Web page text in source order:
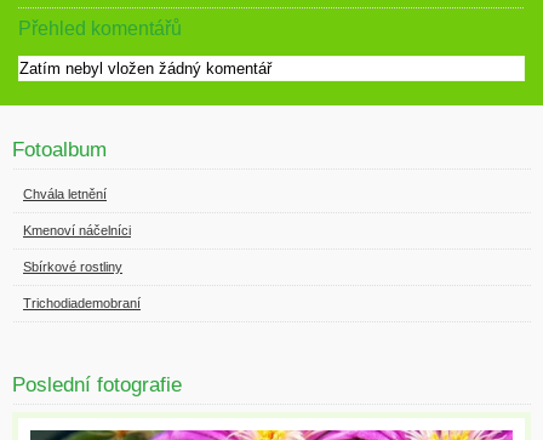
Přehled komentářů
Zatím nebyl vložen žádný komentář
Fotoalbum
Chvála letnění
Kmenoví náčelníci
Sbírkové rostliny
Trichodiademobraní
Poslední fotografie